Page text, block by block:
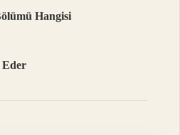
Hangisi
Eder